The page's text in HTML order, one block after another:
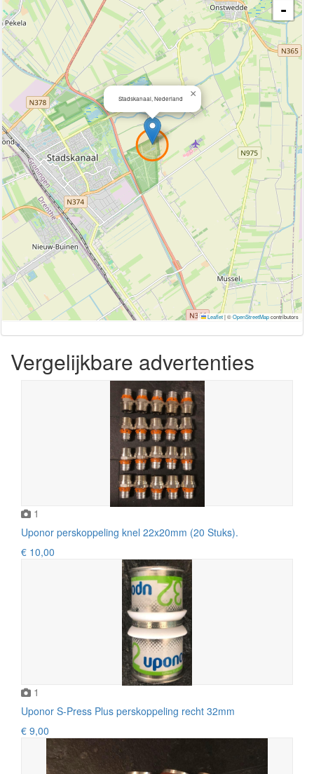
Stadskanaal, Nederland ×
-
Leaflet|©OpenStreetMapcontributors
Vergelijkbare advertenties
1
Uponor perskoppeling knel 22x20mm (20 Stuks).
€ 10,00
1
Uponor S-Press Plus perskoppeling recht 32mm
€ 9,00